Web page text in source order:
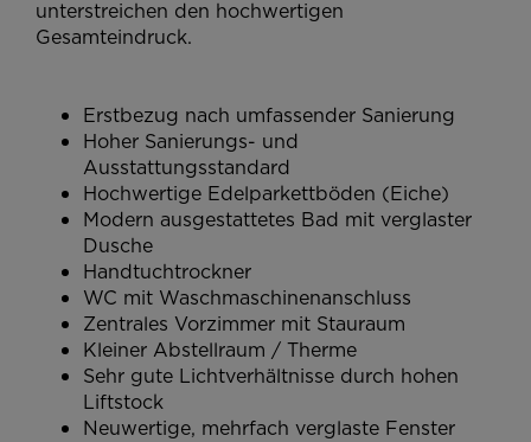
unterstreichen den hochwertigen
Gesamteindruck.
Erstbezug nach umfassender Sanierung
Hoher Sanierungs- und
Ausstattungsstandard
Hochwertige Edelparkettböden (Eiche)
Modern ausgestattetes Bad mit verglaster
Dusche
Handtuchtrockner
WC mit Waschmaschinenanschluss
Zentrales Vorzimmer mit Stauraum
Kleiner Abstellraum / Therme
Sehr gute Lichtverhältnisse durch hohen
Liftstock
Neuwertige, mehrfach verglaste Fenster